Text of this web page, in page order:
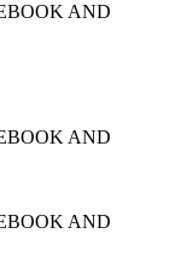
AND
AND
AND